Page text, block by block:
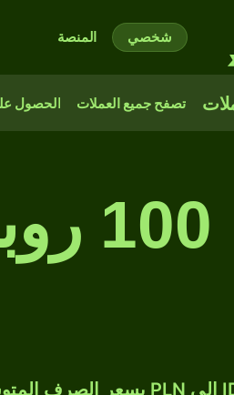
شخصي المنصة
تصفح جميع العملات الحصول